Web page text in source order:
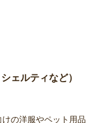
ェルティなど）
の洋服やペット用品